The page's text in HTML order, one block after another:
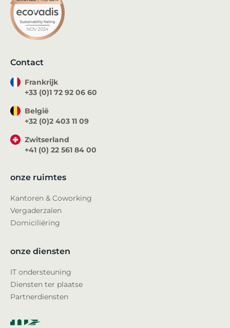
Contact
Frankrijk
+33 (0)1 72 92 06 60
België
+32 (0)2 403 11 09
Zwitserland
+41 (0) 22 561 84 00
onze ruimtes
Kantoren & Coworking
Vergaderzalen
Domiciliëring
onze diensten
IT ondersteuning
Diensten ter plaatse
Partnerdiensten